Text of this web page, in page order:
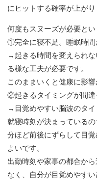
にヒットする確率が上がり
何度もスヌーズが必要とい
①完全に寝不足。睡眠時間
→起きる時間を変えられ
る様な工夫が必要です。
このままいくと健康に影響
②起きるタイミングが間違
→目覚めやすい脳波のタイ
就寝時刻が決まっている
分ほど前後にずらして目
よいです。
出勤時刻や家事の都合か
なく、自分が目覚めやす